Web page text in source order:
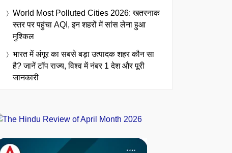
World Most Polluted Cities 2026: खतरनाक
स्तर पर पहुंचा AQI, इन शहरों में सांस लेना हुआ
मुश्किल
भारत में अंगूर का सबसे बड़ा उत्पादक शहर कौन सा
है? जानें टॉप राज्य, विश्व में नंबर 1 देश और पूरी
जानकारी